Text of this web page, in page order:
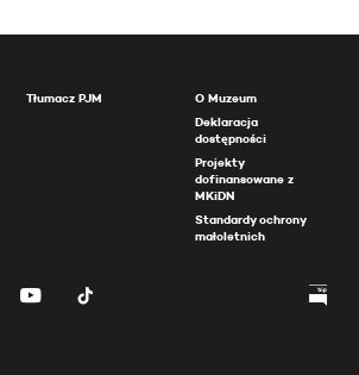
Tłumacz PJM
O Muzeum
Deklaracja
dostępności
Projekty
dofinansowane z
MKiDN
Standardy ochrony
małoletnich